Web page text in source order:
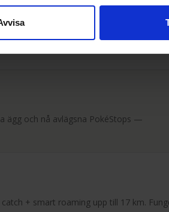
ägg och nå avlägsna PokéStops —
+ smart roaming upp till 17 km.